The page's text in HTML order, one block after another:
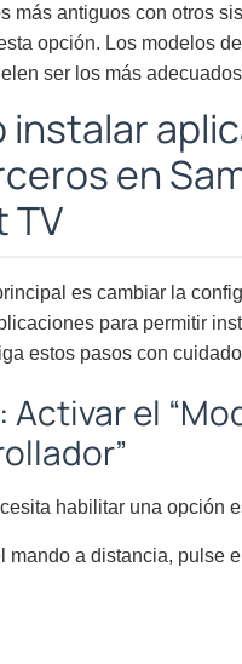
más antiguos con otros
opción. Los modelos
ser los más
instalar
en
TV
es cambiar la
para permitir
estos pasos con
Activar el
habilitar una opción
mando a distancia, pulse